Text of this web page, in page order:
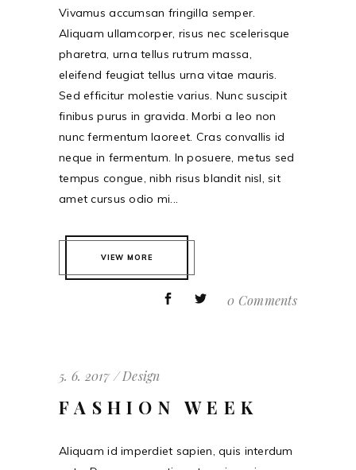
Vivamus accumsan fringilla semper.
Aliquam ullamcorper, risus nec scelerisque
pharetra, urna tellus rutrum massa,
eleifend feugiat tellus urna vitae mauris.
Sed efficitur molestie varius. Nunc suscipit
finibus purus in gravida. Morbi a leo non
nunc fermentum laoreet. Cras convallis id
neque in fermentum. In posuere, metus sed
tempus congue, nibh risus blandit nisl, sit
amet cursus odio mi...
VIEW MORE
0 Comments
5. 6. 2017 Design
FASHION WEEK
Aliquam id imperdiet sapien, quis interdum